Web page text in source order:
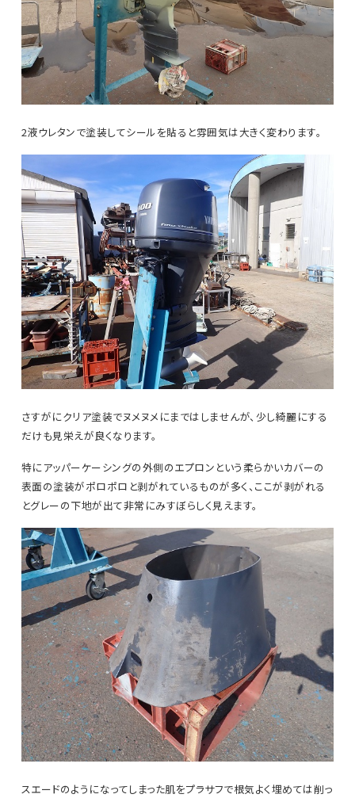
2液ウレタンで塗装してシールを貼ると雰囲気は大きく変わります。
さすがにクリア塗装でヌメヌメにまではしませんが、少し綺麗にする
だけも見栄えが良くなります。
特にアッパーケーシングの外側のエプロンという柔らかいカバーの
表面の塗装がポロポロと剥がれているものが多く、ここが剥がれる
とグレーの下地が出て非常にみすぼらしく見えます。
スエードのようになってしまった肌をプラサフで根気よく埋めては削っ